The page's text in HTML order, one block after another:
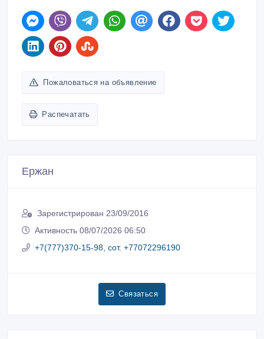
Пожаловаться на объявление
Распечатать
Ержан
Зарегистрирован 23/09/2016
Активность 08/07/2026 06:50
+7(777)370-15-98, сот. +77072296190
Связаться